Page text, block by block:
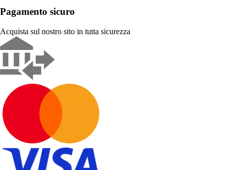
Pagamento sicuro
Acquista sul nostro sito in tutta sicurezza